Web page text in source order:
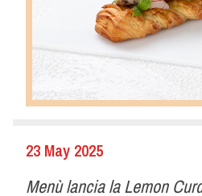
23 May 2025
Menù lancia la Lemon